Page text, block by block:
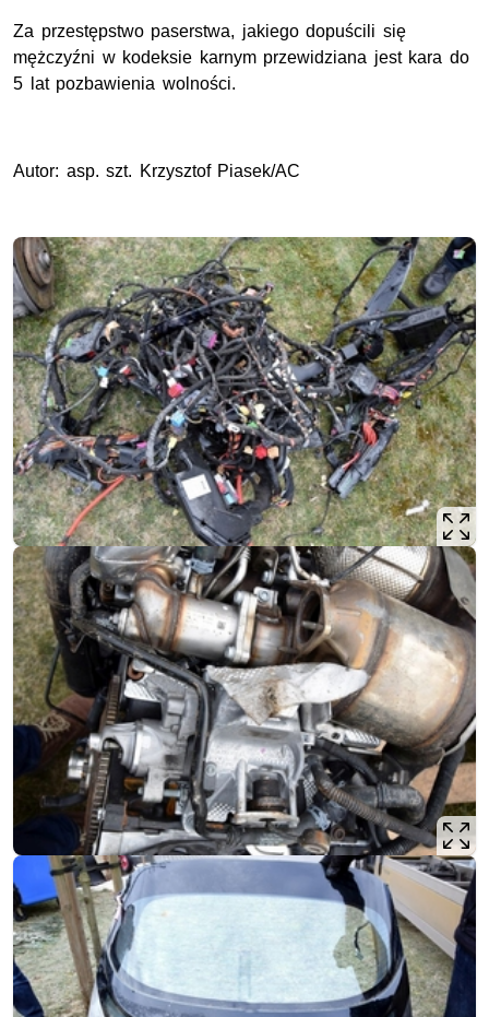
Za przestępstwo paserstwa, jakiego dopuścili się
mężczyźni w kodeksie karnym przewidziana jest kara do
5 lat pozbawienia wolności.
Autor: asp. szt. Krzysztof Piasek/AC